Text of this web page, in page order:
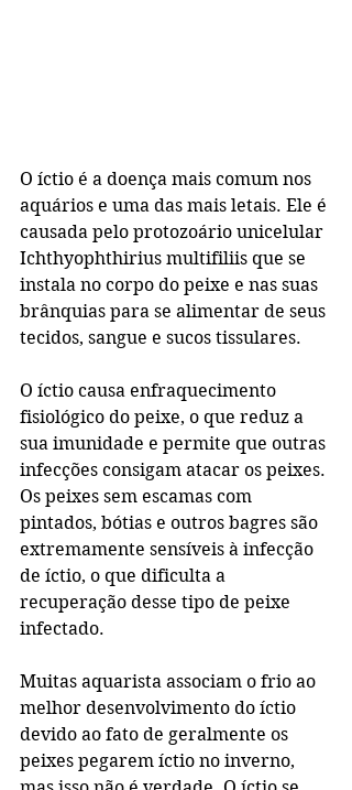
O íctio é a doença mais comum nos
aquários e uma das mais letais. Ele é
causada pelo protozoário unicelular
Ichthyophthirius multifiliis que se
instala no corpo do peixe e nas suas
brânquias para se alimentar de seus
tecidos, sangue e sucos tissulares.
O íctio causa enfraquecimento
fisiológico do peixe, o que reduz a
sua imunidade e permite que outras
infecções consigam atacar os peixes.
Os peixes sem escamas com
pintados, bótias e outros bagres são
extremamente sensíveis à infecção
de íctio, o que dificulta a
recuperação desse tipo de peixe
infectado.
Muitas aquarista associam o frio ao
melhor desenvolvimento do íctio
devido ao fato de geralmente os
peixes pegarem íctio no inverno,